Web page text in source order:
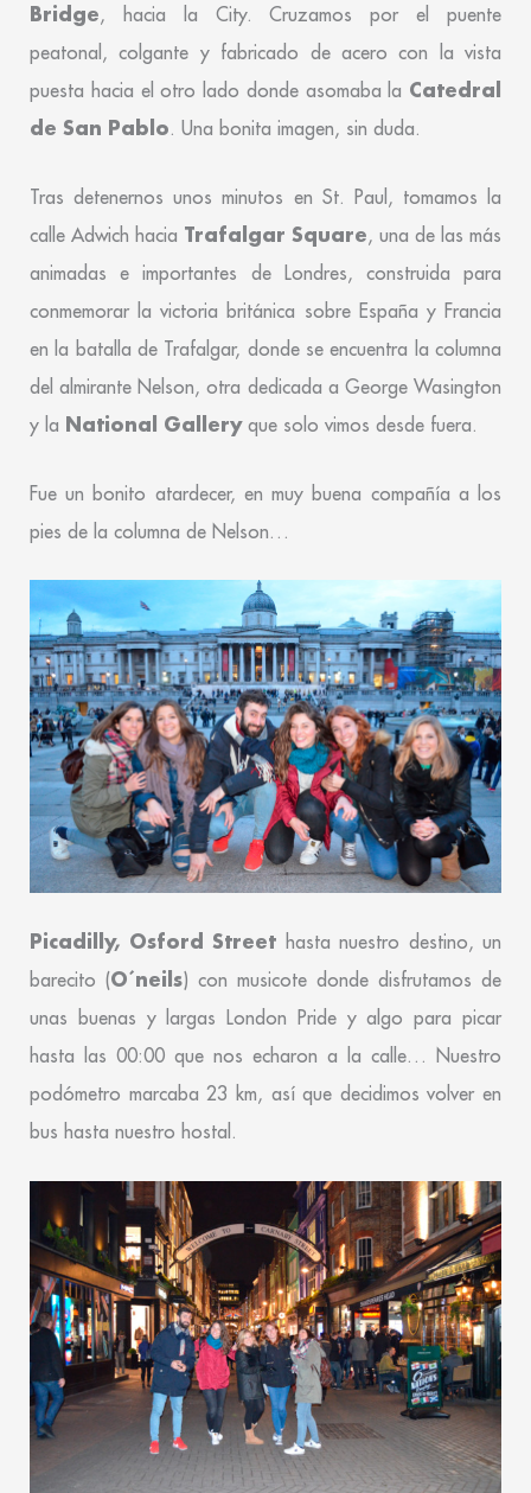
Bridge, hacia la City. Cruzamos por el puente
peatonal, colgante y fabricado de acero con la vista
puesta hacia el otro lado donde asomaba la Catedral
de San Pablo. Una bonita imagen, sin duda.
Tras detenernos unos minutos en St. Paul, tomamos la
calle Adwich hacia Trafalgar Square, una de las más
animadas e importantes de Londres, construida para
conmemorar la victoria británica sobre España y Francia
en la batalla de Trafalgar, donde se encuentra la columna
del almirante Nelson, otra dedicada a George Wasington
y la National Galleryque solo vimos desde fuera.
Fue un bonito atardecer, en muy buena compañía a los
pies de la columna de Nelson…
Picadilly, Osford Street hasta nuestro destino, un
barecito (O´neils) con musicote donde disfrutamos de
unas buenas y largas London Pride y algo para picar
hasta las 00:00 que nos echaron a la calle… Nuestro
podómetro marcaba 23 km, así que decidimos volver en
bus hasta nuestro hostal.